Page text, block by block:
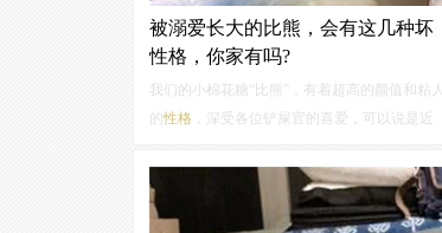
被溺爱长大的比熊，会有这几种坏
性格，你家有吗?
我们的小棉花糖“比熊”，有着超高的颜值和粘人
的性格 ，深受各位铲屎官的喜爱，可以说是近
在饲养比熊的过程中，就很容易溺爱它，能理
解各位家长对毛孩子的爱，但太过溺爱狗狗会